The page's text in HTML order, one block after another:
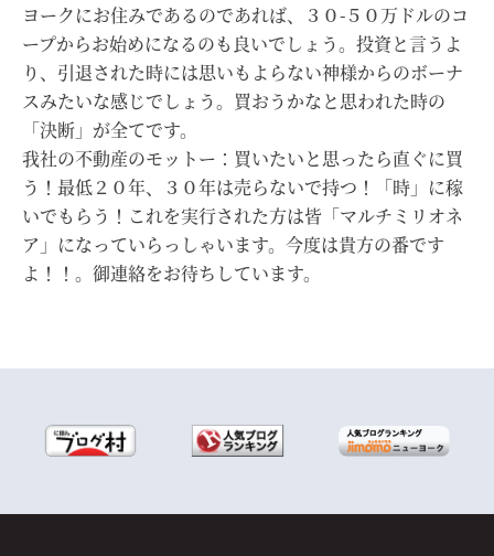
ヨークにお住みであるのであれば、３０-５０万ドルのコ
ープからお始めになるのも良いでしょう。投資と言うよ
り、引退された時には思いもよらない神様からのボーナ
スみたいな感じでしょう。買おうかなと思われた時の
「決断」が全てです。
我社の不動産のモットー：買いたいと思ったら直ぐに買
う！最低２０年、３０年は売らないで持つ！「時」に稼
いでもらう！これを実行された方は皆「マルチミリオネ
ア」になっていらっしゃいます。今度は貴方の番です
よ！！。御連絡をお待ちしています。